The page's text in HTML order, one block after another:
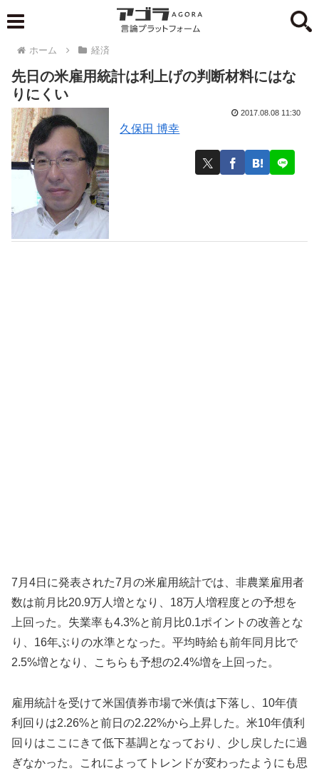
ホーム 経済
先日の米雇用統計は利上げの判断材料にはな
りにくい
久保田 博幸
2017.08.08 11:30
7月4日に発表された7月の米雇用統計では、非農業雇用者
数は前月比20.9万人増となり、18万人増程度との予想を
上回った。失業率も4.3%と前月比0.1ポイントの改善とな
り、16年ぶりの水準となった。平均時給も前年同月比で
2.5%増となり、こちらも予想の2.4%増を上回った。
雇用統計を受けて米国債券市場で米債は下落し、10年債
利回りは2.26%と前日の2.22%から上昇した。米10年債利
回りはここにきて低下基調となっており、少し戻したに過
ぎなかった。これによってトレンドが変わったようにも思